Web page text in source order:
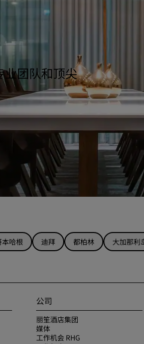
业团队和顶尖
本哈根 迪拜 都柏林 大加那利
公司
丽笙酒店集团
媒体
工作机会 RHG